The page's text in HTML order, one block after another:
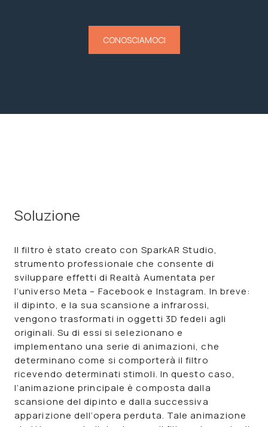
CONOSCIAMOCI
Soluzione
Il filtro è stato creato con SparkAR Studio,
strumento professionale che consente di
sviluppare effetti di Realtà Aumentata per
l’universo Meta – Facebook e Instagram. In breve:
il dipinto, e la sua scansione a infrarossi,
vengono trasformati inoggetti 3D fedeli agli
originali. Su di essi si selezionano e
implementano una serie di animazioni, che
determinano come si comporterà il filtro
ricevendo determinati stimoli. In questo caso,
l’animazione principale è composta dalla
scansione del dipinto e dalla successiva
apparizione dell’opera perduta. Tale animazione